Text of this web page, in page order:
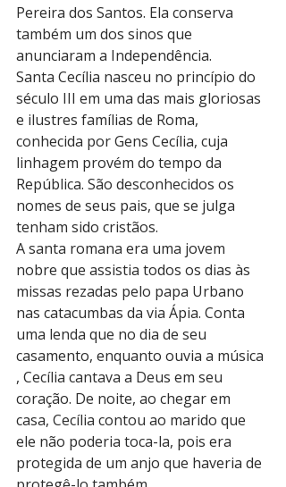
Pereira dos Santos. Ela conserva
também um dos sinos que
anunciaram a Independência.
Santa Cecília nasceu no princípio do
século III em uma das mais gloriosas
e ilustres famílias de Roma,
conhecida por Gens Cecília, cuja
linhagem provém do tempo da
República. São desconhecidos os
nomes de seus pais, que se julga
tenham sido cristãos.
A santa romana era uma jovem
nobre que assistia todos os dias às
missas rezadas pelo papa Urbano
nas catacumbas da via Ápia. Conta
uma lenda que no dia de seu
casamento, enquanto ouvia a música
, Cecília cantava a Deus em seu
coração. De noite, ao chegar em
casa, Cecília contou ao marido que
ele não poderia toca-la, pois era
protegida de um anjo que haveria de